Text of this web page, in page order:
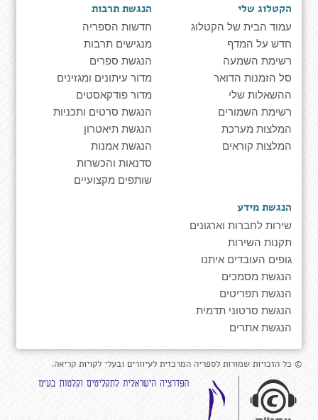
הקטלוג שלי
עמוד הבית של הקטלוג
חדש על המדף
רשימת השמעה
סל הזמנות הדואר
ההשאלות שלי
רשימת השמורים
המלצות מערכת
המלצות קוראים
הנגשת תרבות
חדשות הספריה
מנגישים תרבות
הנגשת ספרים
מדור עיתונים ומגזינים
מדור פודקאסטים
הנגשת סרטים ותכניות
הנגשת תיאטרון
הנגשת אמנות
סדנאות והכשרות
שותפים מקצועיים
הנגשת מידע
שירות לחברות וארגונים
תקנות השירות
גופים העובדים איתנו
הנגשת מסמכים
הנגשת תפריטים
הנגשת סרטוני תדמית
הנגשת אתרים
© כל הזכויות שמורות לספריה המרכזית לעיוורים ובעלי לקויות קריאה.